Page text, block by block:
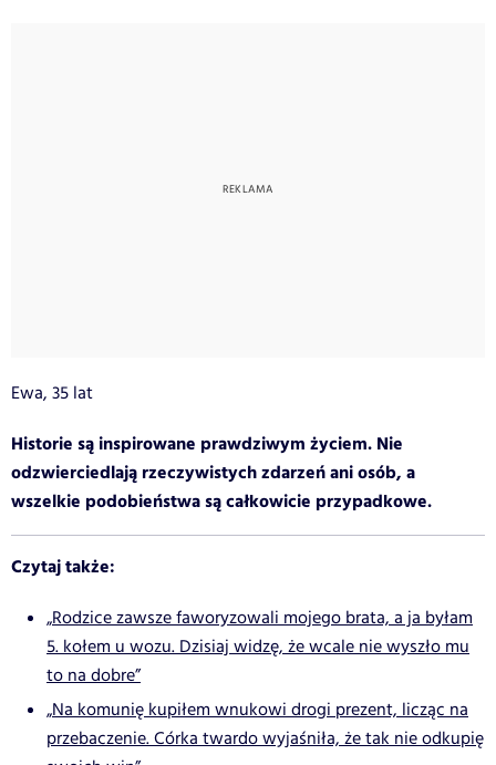
Ewa, 35 lat
Historie są inspirowane prawdziwym życiem. Nie
odzwierciedlają rzeczywistych zdarzeń ani osób, a
wszelkie podobieństwa są całkowicie przypadkowe.
Czytaj także:
„Rodzice zawsze faworyzowali mojego brata, a ja byłam
5. kołem u wozu. Dzisiaj widzę, że wcale nie wyszło mu
to na dobre”
„Na komunię kupiłem wnukowi drogi prezent, licząc na
przebaczenie. Córka twardo wyjaśniła, że tak nie odkupię